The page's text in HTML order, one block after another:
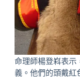
命理師楊登嵙表示
義。他們的頭戴紅